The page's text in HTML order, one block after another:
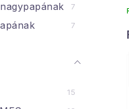
7
7
15
l